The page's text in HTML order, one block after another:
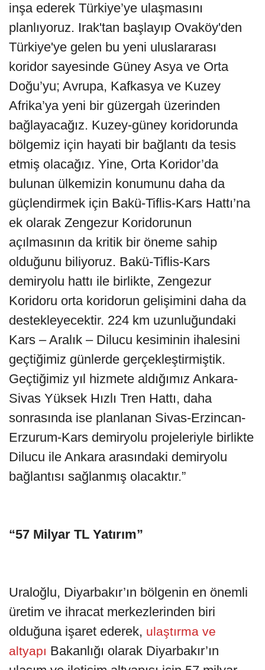
inşa ederek Türkiye’ye ulaşmasını
planlıyoruz. Irak'tan başlayıp Ovaköy'den
Türkiye'ye gelen bu yeni uluslararası
koridor sayesinde Güney Asya ve Orta
Doğu’yu; Avrupa, Kafkasya ve Kuzey
Afrika’ya yeni bir güzergah üzerinden
bağlayacağız. Kuzey-güney koridorunda
bölgemiz için hayati bir bağlantı da tesis
etmiş olacağız. Yine, Orta Koridor’da
bulunan ülkemizin konumunu daha da
güçlendirmek için Bakü-Tiflis-Kars Hattı’na
ek olarak Zengezur Koridorunun
açılmasının da kritik bir öneme sahip
olduğunu biliyoruz. Bakü-Tiflis-Kars
demiryolu hattı ile birlikte, Zengezur
Koridoru orta koridorun gelişimini daha da
destekleyecektir. 224 km uzunluğundaki
Kars – Aralık – Dilucu kesiminin ihalesini
geçtiğimiz günlerde gerçekleştirmiştik.
Geçtiğimiz yıl hizmete aldığımız Ankara-
Sivas Yüksek Hızlı Tren Hattı, daha
sonrasında ise planlanan Sivas-Erzincan-
Erzurum-Kars demiryolu projeleriyle birlikte
Dilucu ile Ankara arasındaki demiryolu
bağlantısı sağlanmış olacaktır.”
“57 Milyar TL Yatırım”
Uraloğlu, Diyarbakır’ın bölgenin en önemli
üretim ve ihracat merkezlerinden biri
olduğuna işaret ederek, ulaştırma ve
altyapı Bakanlığı olarak Diyarbakır’ın